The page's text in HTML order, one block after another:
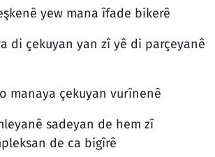
yew mana îfade bikerê
di çekuyan yan zî yê di parçeyanê
manaya çekuyan vurînenê
sadeyan de hem zî
de ca bigîrê